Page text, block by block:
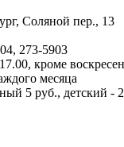
Соляной пер., 13
273-5903
кроме
месяца
5 руб., детский -